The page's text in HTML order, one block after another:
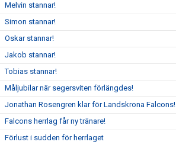
Melvin stannar!
Simon stannar!
Oskar stannar!
Jakob stannar!
Tobias stannar!
Måljubilar när segersviten förlängdes!
Jonathan Rosengren klar för Landskrona Falcons!
Falcons herrlag får ny tränare!
Förlust i sudden för herrlaget